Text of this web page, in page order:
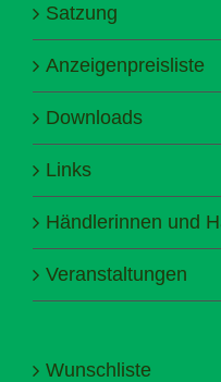
Satzung
Anzeigenpreisliste
Downloads
Links
Händlerinnen und
Veranstaltungen
Wunschliste